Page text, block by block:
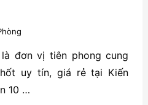
đơn vị tiên phong cung
uy tín, giá rẻ tại Kiến
10 …